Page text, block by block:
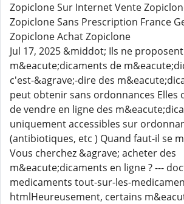
Zopiclone Sur Internet Vente
Zopiclone Sans Prescription France
Zopiclone Achat Zopiclone
Jul 17, 2025 &middot; Ils ne
m&eacute;dicaments de
c'est-&agrave;-dire des
peut obtenir sans ordonnances
de vendre en ligne des
uniquement accessibles sur
(antibiotiques, etc ) Quand faut-il se
Vous cherchez &agrave; acheter des
m&eacute;dicaments en ligne ? ---
medicaments tout-sur-les-
htmlHeureusement, certains